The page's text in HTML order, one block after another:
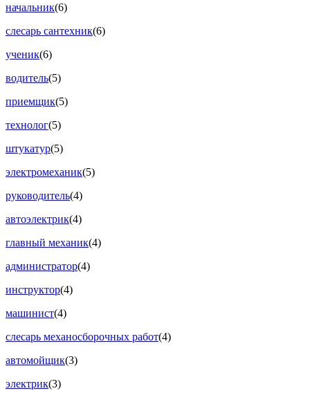
начальник(6)
слесарь сантехник(6)
ученик(6)
водитель(5)
приемщик(5)
технолог(5)
штукатур(5)
электромеханик(5)
руководитель(4)
автоэлектрик(4)
главный механик(4)
администратор(4)
инструктор(4)
машинист(4)
слесарь механосборочных работ(4)
автомойщик(3)
электрик(3)